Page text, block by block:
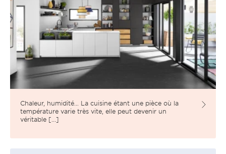
Chaleur, humidité… La cuisine étant une pièce où la
température varie très vite, elle peut devenir un
véritable [...]